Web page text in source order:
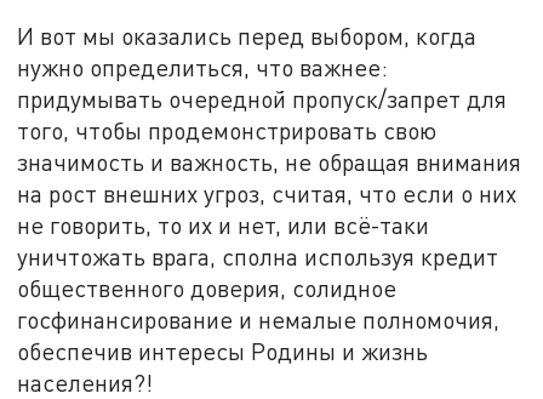
И вот мы оказались перед выбором, когда
нужно определиться, что важнее:
придумывать очередной пропуск/запрет для
того, чтобы продемонстрировать свою
значимость и важность, не обращая внимания
на рост внешних угроз, считая, что если о них
не говорить, то их и нет, или всё-таки
уничтожать врага, сполна используя кредит
общественного доверия, солидное
госфинансирование и немалые полномочия,
обеспечив интересы Родины и жизнь
населения?!